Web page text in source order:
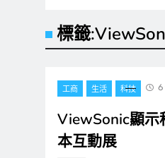
標籤:
工商 生活 科技 6
ViewSonic顯示
本互動展